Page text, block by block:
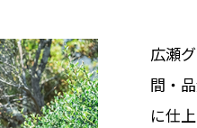
広瀬
間・
に仕